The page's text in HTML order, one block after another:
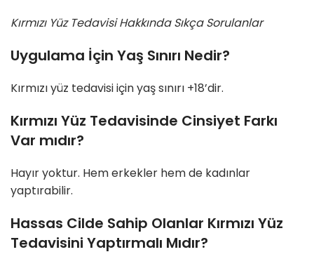
Kırmızı Yüz Tedavisi Hakkında Sıkça Sorulanlar
Uygulama İçin Yaş Sınırı Nedir?
Kırmızı yüz tedavisi için yaş sınırı +18’dir.
Kırmızı Yüz Tedavisinde Cinsiyet Farkı
Var mıdır?
Hayır yoktur. Hem erkekler hem de kadınlar
yaptırabilir.
Hassas Cilde Sahip Olanlar Kırmızı Yüz
Tedavisini Yaptırmalı Mıdır?